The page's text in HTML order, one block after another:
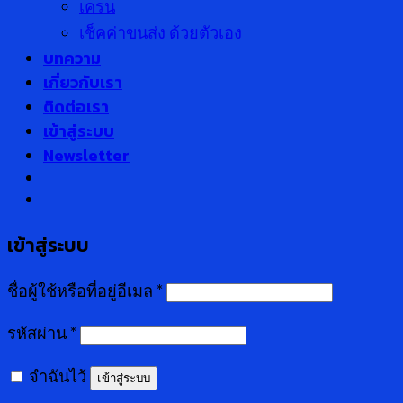
เครน
เช็คค่าขนส่ง ด้วยตัวเอง
บทความ
เกี่ยวกับเรา
ติดต่อเรา
เข้าสู่ระบบ
Newsletter
เข้าสู่ระบบ
ชื่อผู้ใช้หรือที่อยู่อีเมล *
รหัสผ่าน *
จำฉันไว้ เข้าสู่ระบบ